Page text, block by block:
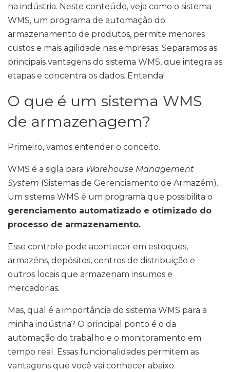
na indústria. Neste conteúdo, veja como o sistema
WMS, um programa de automação do
armazenamento de produtos, permite menores
custos e mais agilidade nas empresas. Separamos as
principais vantagens do sistema WMS, que integra as
etapas e concentra os dados. Entenda!
O que é um sistema WMS
de armazenagem?
Primeiro, vamos entender o conceito.
WMS é a sigla para Warehouse Management
System (Sistemas de Gerenciamento de Armazém).
Um sistema WMS é um programa que possibilita o
gerenciamento automatizado e otimizado do
processo de armazenamento.
Esse controle pode acontecer em estoques,
armazéns, depósitos, centros de distribuição e
outros locais que armazenam insumos e
mercadorias.
Mas, qual é a importância do sistema WMS para a
minha indústria? O principal ponto é o da
automação do trabalho e o monitoramento em
tempo real. Essas funcionalidades permitem as
vantagens que você vai conhecer abaixo.